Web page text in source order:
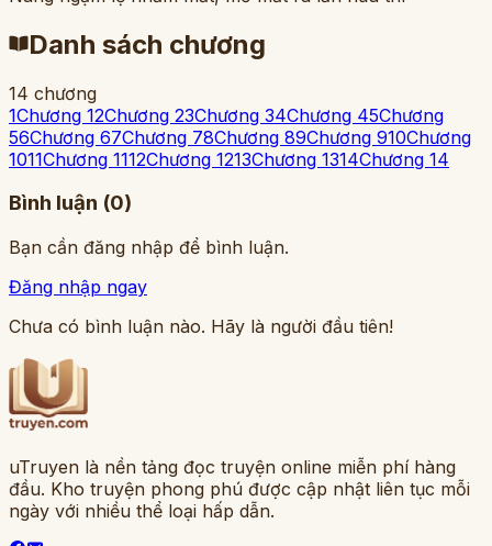
Danh sách chương
14 chương
1Chương 12Chương 23Chương 34Chương 45Chương
56Chương 67Chương 78Chương 89Chương 910Chương
1011Chương 1112Chương 1213Chương 1314Chương 14
Bình luận (0)
Bạn cần đăng nhập để bình luận.
Đăng nhập ngay
Chưa có bình luận nào. Hãy là người đầu tiên!
uTruyen là nền tảng đọc truyện online miễn phí hàng
đầu. Kho truyện phong phú được cập nhật liên tục mỗi
ngày với nhiều thể loại hấp dẫn.